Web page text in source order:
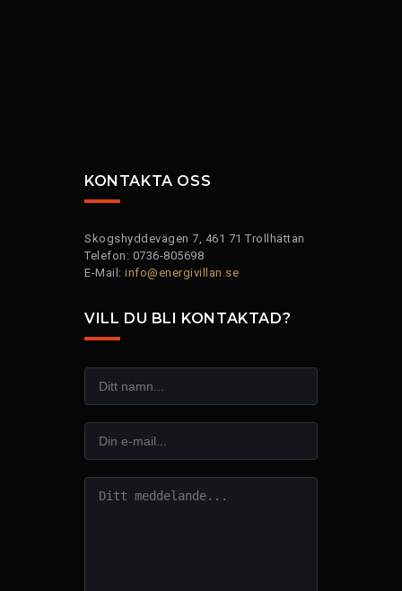
KONTAKTA OSS
Skogshyddevägen 7, 461 71 Trollhättan
Telefon: 0736-805698
E-Mail: info@energivillan.se
VILL DU BLI KONTAKTAD?